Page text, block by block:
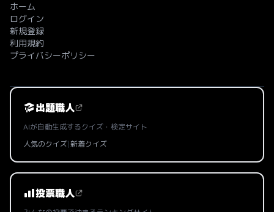
ホーム
ログイン
新規登録
利用規約
プライバシーポリシー
出題職人
AIが自動生成するクイズ・検定サイト
人気のクイズ|新着クイズ
投票職人